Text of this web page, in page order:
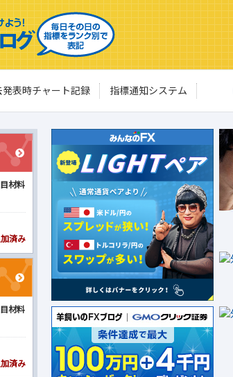
発表時チャート記録 指標通知システム
材料
済み
材料
済み